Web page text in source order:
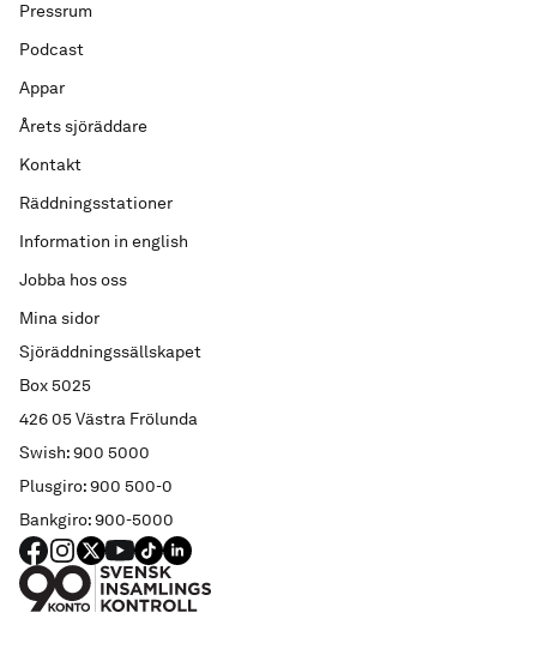
Sjöräddningssällskapet
Box 5025
426 05 Västra Frölunda
Swish: 900 5000
Plusgiro: 900 500-0
Bankgiro: 900-5000
Pressrum
Podcast
Appar
Årets sjöräddare
Kontakt
Räddningsstationer
Information in english
Jobba hos oss
Mina sidor
FACEBOOK
Instagram
X YouTube
TIKTOKLINKED IN